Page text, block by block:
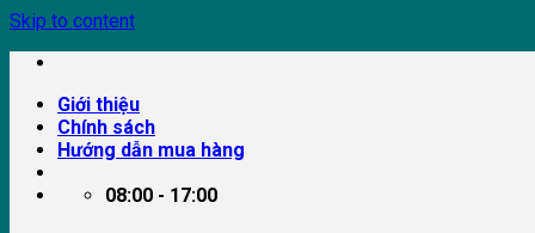
Skip to content
Giới thiệu
Chính sách
Hướng dẫn mua hàng
08:00 - 17:00